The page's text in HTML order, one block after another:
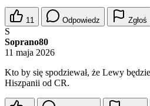
11 Odpowiedz Zgłoś
S
Soprano80
11 maja 2026
Kto by się spodziewał, że Lewy
Hiszpanii od CR.